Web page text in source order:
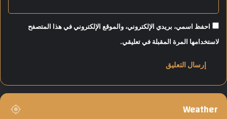
د
خ
د
ل
ا
احفظ اسمي، بريدي الإلكتروني، والموقع الإلكتروني في هذا المتصفح
لاستخدامها المرة المقبلة في تعليقي.
Weather